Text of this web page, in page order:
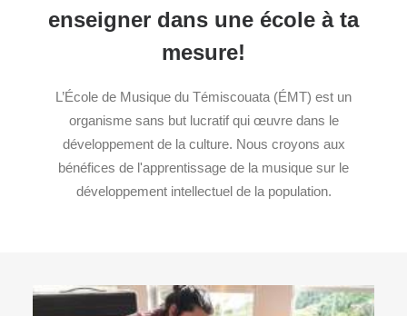
enseigner dans une école à ta
mesure!
L’École de Musique du Témiscouata (ÉMT) est un
organisme sans but lucratif qui œuvre dans le
développement de la culture. Nous croyons aux
bénéfices de l'apprentissage de la musique sur le
développement intellectuel de la population.